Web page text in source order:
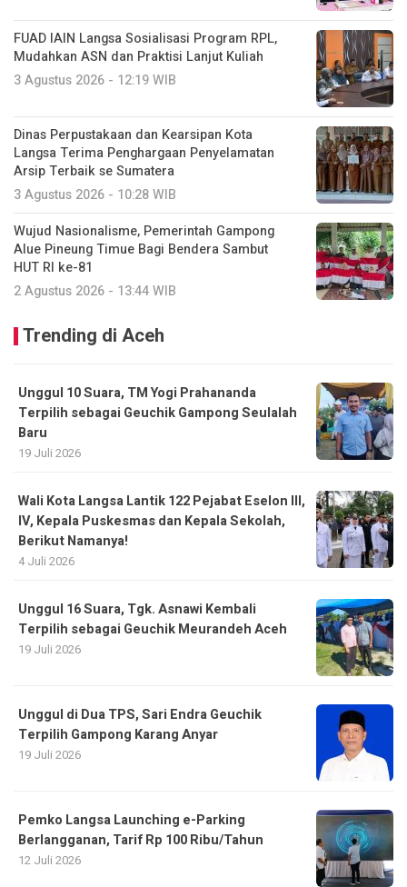
FUAD IAIN Langsa Sosialisasi Program RPL,
Mudahkan ASN dan Praktisi Lanjut Kuliah
3 Agustus 2026 - 12:19 WIB
Dinas Perpustakaan dan Kearsipan Kota
Langsa Terima Penghargaan Penyelamatan
Arsip Terbaik se Sumatera
3 Agustus 2026 - 10:28 WIB
Wujud Nasionalisme, Pemerintah Gampong
Alue Pineung Timue Bagi Bendera Sambut
HUT RI ke-81
2 Agustus 2026 - 13:44 WIB
Trending di Aceh
Unggul 10 Suara, TM Yogi Prahananda
Terpilih sebagai Geuchik Gampong Seulalah
Baru
19 Juli 2026
Wali Kota Langsa Lantik 122 Pejabat Eselon III,
IV, Kepala Puskesmas dan Kepala Sekolah,
Berikut Namanya!
4 Juli 2026
Unggul 16 Suara, Tgk. Asnawi Kembali
Terpilih sebagai Geuchik Meurandeh Aceh
19 Juli 2026
Unggul di Dua TPS, Sari Endra Geuchik
Terpilih Gampong Karang Anyar
19 Juli 2026
Pemko Langsa Launching e-Parking
Berlangganan, Tarif Rp 100 Ribu/Tahun
12 Juli 2026